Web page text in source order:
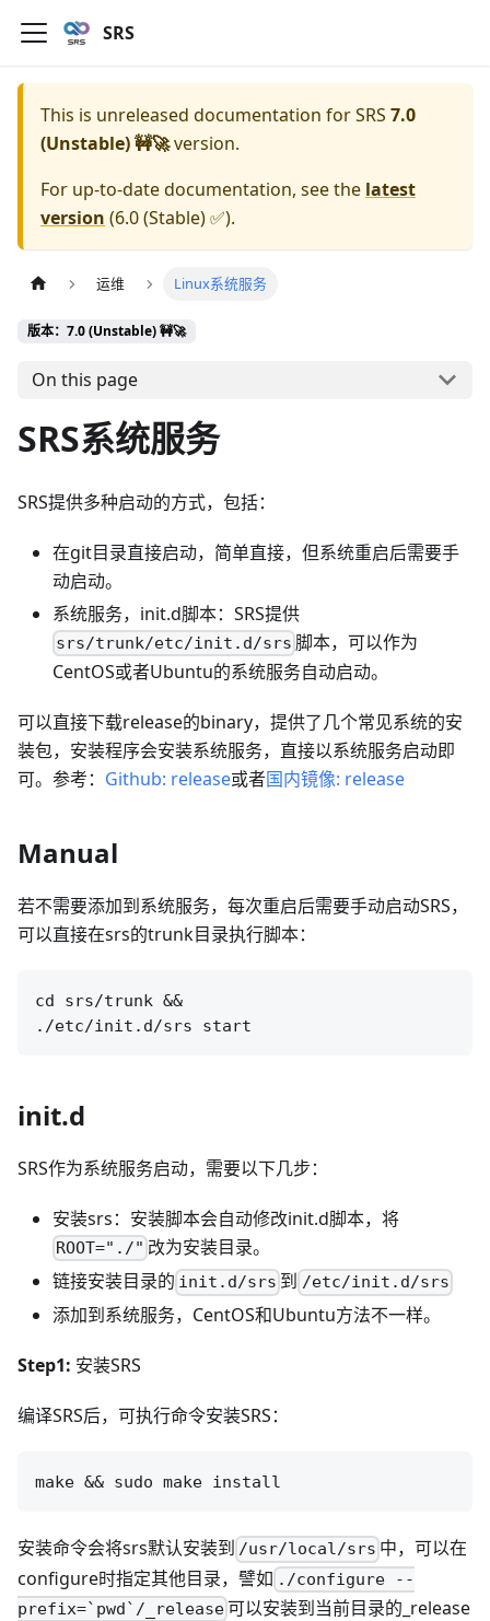
SRS
This is unreleased documentation forSRS 7.0
(Unstable) 🚧🚀version.
For up-to-date documentation, see the latest
version (6.0 (Stable) ✅).
运维 Linux系统服务
版本：7.0 (Unstable) 🚧🚀
On this page
SRS系统服务
SRS提供多种启动的方式，包括：
在git目录直接启动，简单直接，但系统重启后需要手
动启动。
系统服务，init.d脚本：SRS提供
srs/trunk/etc/init.d/srs 脚本，可以作为
CentOS或者Ubuntu的系统服务自动启动。
可以直接下载release的binary，提供了几个常见系统的安
装包，安装程序会安装系统服务，直接以系统服务启动即
可。参考： Github: release或者国内镜像: release
Manual
若不需要添加到系统服务，每次重启后需要手动启动SRS，
可以直接在srs的trunk目录执行脚本：
cd srs/trunk &&
init.d
SRS作为系统服务启动，需要以下几步：
安装srs：安装脚本会自动修改init.d脚本，将
ROOT="./" 改为安装目录。
链接安装目录的 init.d/srs 到 /etc/init.d/srs
添加到系统服务，CentOS和Ubuntu方法不一样。
Step1: 安装SRS
编译SRS后，可执行命令安装SRS：
安装命令会将srs默认安装到 /usr/local/srs 中，可以在
configure时指定其他目录，譬如 ./configure --
prefix=`pwd`/_release可以安装到当前目录的_release